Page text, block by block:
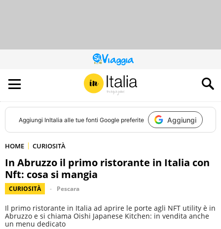
QUESTO
SITO
CONTRIBUISCE
ALL’AUDIENCE
DI
Aggiungi InItalia alle tue fonti Google preferite Aggiungi
HOME CURIOSITÀ
In Abruzzo il primo ristorante in Italia con
Nft: cosa si mangia
CURIOSITÀ Pescara
Il primo ristorante in Italia ad aprire le porte agli NFT utility è in
Abruzzo e si chiama Oishi Japanese Kitchen: in vendita anche
un menu dedicato